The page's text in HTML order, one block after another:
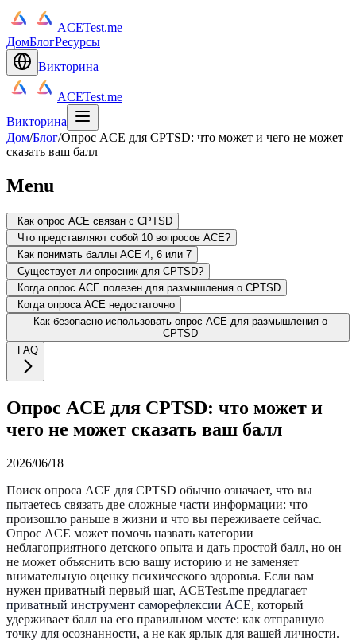
ACETest.me
ДомБлогРесурсы
Викторина
ACETest.me
Викторина
Дом/Блог/Опрос ACE для CPTSD: что может и чего не может
сказать ваш балл
Menu
Как опрос ACE связан с CPTSD
Что представляют собой 10 вопросов ACE?
Как понимать баллы ACE 4, 6 или 7
Существует ли опросник для CPTSD?
Когда опрос ACE полезен для размышления о CPTSD
Когда опроса ACE недостаточно
Как безопасно использовать опрос ACE для размышления о
CPTSD
FAQ
Опрос ACE для CPTSD: что может и
чего не может сказать ваш балл
2026/06/18
Поиск опроса ACE для CPTSD обычно означает, что вы
пытаетесь связать две сложные части информации: что
произошло раньше в жизни и что вы переживаете сейчас.
Опрос ACE может помочь назвать категории
неблагоприятного детского опыта и дать простой балл, но он
не может объяснить всю вашу историю и не заменяет
внимательную оценку психического здоровья. Если вам
нужен приватный первый шаг, ACETest.me предлагает
приватный инструмент саморефлексии ACE, который
удерживает балл на его правильном месте: как отправную
точку для осознанности, а не как ярлык для вашей личности.